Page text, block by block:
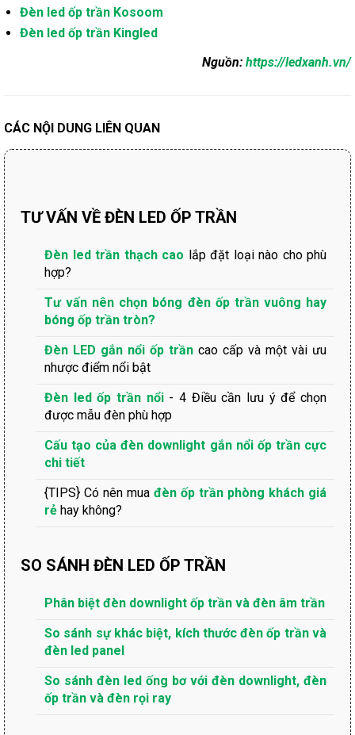
Đèn led ốp trần Kosoom
Đèn led ốp trần Kingled
Nguồn: https://ledxanh.vn/
CÁC NỘI DUNG LIÊN QUAN
TƯ VẤN VỀ ĐÈN LED ỐP TRẦN
Đèn led trần thạch cao lắp đặt loại nào cho phù
hợp?
Tư vấn nên chọn bóng đèn ốp trần vuông hay
bóng ốp trần tròn?
Đèn LED gắn nổi ốp trần cao cấp và một vài ưu
nhược điểm nổi bật
Đèn led ốp trần nổi- 4 Điều cần lưu ý để chọn
được mẫu đèn phù hợp
Cấu tạo của đèn downlight gắn nổi ốp trần cực
chi tiết
{TIPS} Có nên mua đèn ốp trần phòng khách giá
rẻ hay không?
SO SÁNH ĐÈN LED ỐP TRẦN
Phân biệt đèn downlight ốp trần và đèn âm trần
So sánh sự khác biệt, kích thước đèn ốp trần và
đèn led panel
So sánh đèn led ống bơ với đèn downlight, đèn
ốp trần và đèn rọi ray